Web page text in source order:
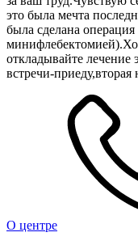
это была мечта
была сделана
откладывайте
встречи-приеду,вторая
О центре